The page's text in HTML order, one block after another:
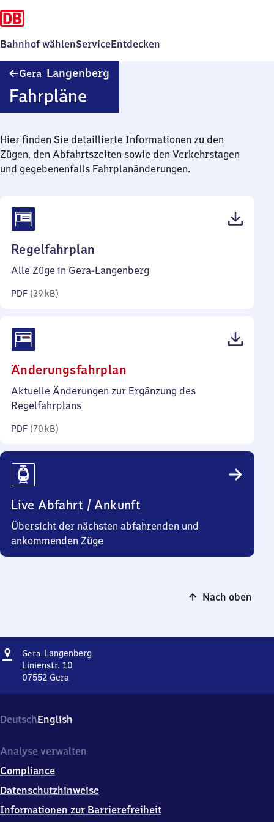
Bahnhof wählenServiceEntdecken
Gera Langenberg
Fahrpläne
Hier finden Sie detaillierte Informationen zu den
Zügen, den Abfahrtszeiten sowie den Verkehrstagen
und gegebenenfalls Fahrplanänderungen.
Regelfahrplan
39
Alle Züge in Gera-Langenberg
PDF (39 kB)
Änderungsfahrplan
70
Aktuelle Änderungen zur Ergänzung des
Regelfahrplans
PDF (70 kB)
Live Abfahrt / Ankunft
Übersicht der nächsten abfahrenden und
ankommenden Züge
Nach oben
Adresse
Gera Langenberg
Linienstr. 10
07552 Gera
Linienstr.
10,
7
5
2
DeutschEnglish
Analyse verwalten
Compliance
Datenschutzhinweise
Informationen zur Barrierefreiheit